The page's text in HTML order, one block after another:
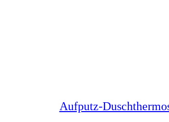
Aufputz-